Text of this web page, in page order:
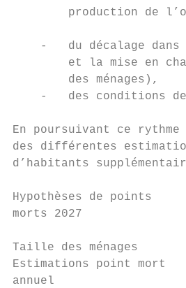
production de
-   du décalage dans
et la mise en
des ménages),
-   des conditions
En poursuivant ce
des différentes
d’habitants
Hypothèses de points
morts 2027
Taille des ménages
Estimations point
annuel